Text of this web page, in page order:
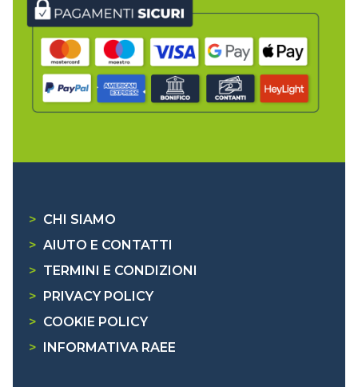
> CHI SIAMO
> AIUTO E CONTATTI
> TERMINI E CONDIZIONI
>
PRIVACY POLICY
> COOKIE POLICY
>
INFORMATIVA RAEE